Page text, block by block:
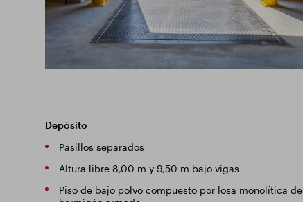
Depósito
Pasillos separados
Altura libre 8,00 m y 9,50 m bajo vigas
Piso de bajo polvo compuesto por losa monolítica de